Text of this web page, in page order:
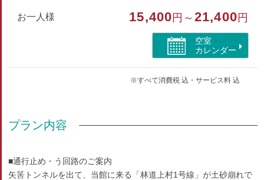
お一人様 15,400 円～21,400 円
空室
カレンダー
※すべて消費税 込・サービス料 込
プラン内容
■通行止め・う回路のご案内
矢筈トンネルを出て、当館に来る「林道上村1号線」が土砂崩れで